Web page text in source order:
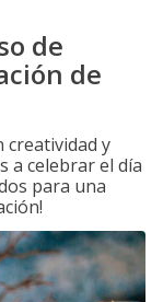
de
de
creatividad y
a celebrar el día
para una